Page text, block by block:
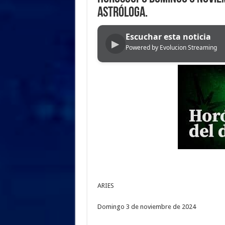
ASTRÓLOGA.
▶
Escuchar esta noticia
Powered by Evolucion Streaming
ARIES
Domingo 3 de noviembre de 2024